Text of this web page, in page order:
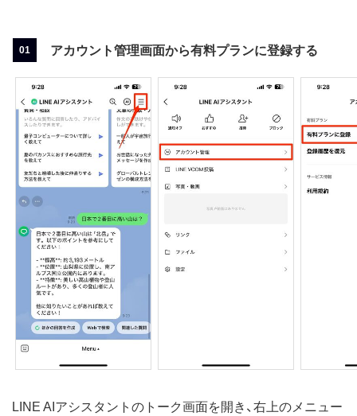
アカウント管理画面から有料プランに登録する
LINE AIアシスタントのトーク画面を開き、右上のメニュー